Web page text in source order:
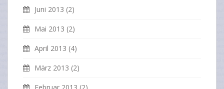
Juni 2013 (2)
Mai 2013 (2)
April 2013 (4)
März 2013 (2)
Februar 2013 (2)